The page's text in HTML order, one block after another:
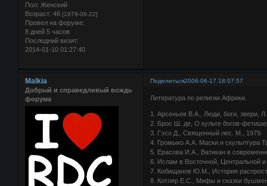
Пол: Женский
Возраст: 46 [1979-08-22]
Провел на форуме:
8 дней 5 часов
Последний визит:
2014-01-10 01:27:40
Поделиться2006-06-17 18:07:57
Malkia
Добрый и справедливый вождь
форума
Литература по религии Африки.
1. Арсеньев В.А., Люди, боги, звери,
2. Брос Ш. де, О культе богов-
3. Гэсо Д., Священный лес. М., 1979.
4. Громыко А.А. Маски и скульптура
5. Ерасова И.А., Ватикан в
6. Ислам в Восточной, Центральной
7. Кобищанов Ю.М., История
8. Котляр Е.С., Мифы и сказки